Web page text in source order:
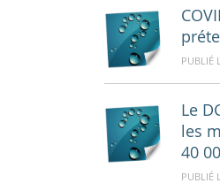
PUBLIÉ
Le
les
40
PUBLIÉ